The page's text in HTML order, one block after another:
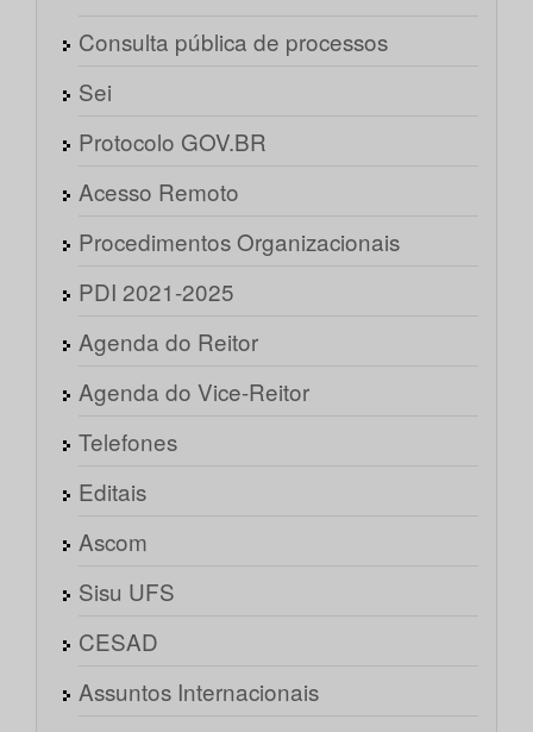
Consulta pública de processos
Sei
Protocolo GOV.BR
Acesso Remoto
Procedimentos Organizacionais
PDI 2021-2025
Agenda do Reitor
Agenda do Vice-Reitor
Telefones
Editais
Ascom
Sisu UFS
CESAD
Assuntos Internacionais